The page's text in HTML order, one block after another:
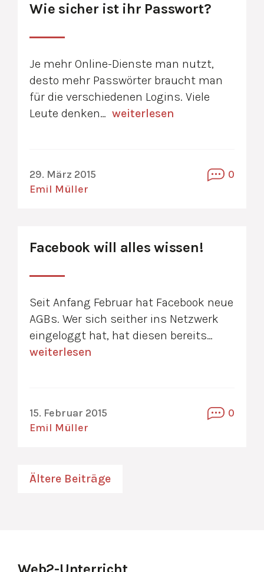
Wie sicher ist ihr Passwort?
Je mehr Online-Dienste man nutzt,
desto mehr Passwörter braucht man
für die verschiedenen Logins. Viele
Leute denken… weiterlesen
29. März 2015
Emil Müller
0
Facebook will alles wissen!
Seit Anfang Februar hat Facebook neue
AGBs. Wer sich seither ins Netzwerk
eingeloggt hat, hat diesen bereits…
weiterlesen
15. Februar 2015
Emil Müller
0
Beitragsnavigation
Ältere Beiträge